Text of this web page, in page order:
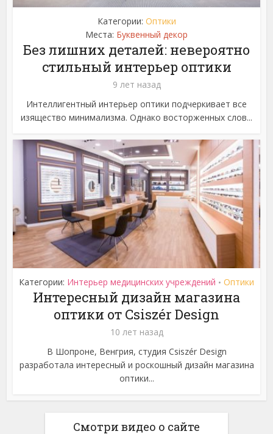
Категории: Оптики
Места: Буквенный декор
Без лишних деталей: невероятно
стильный интерьер оптики
9 лет назад
Интеллигентный интерьер оптики подчеркивает все
изящество минимализма. Однако восторженных слов...
Категории: Интерьер медицинских учреждений • Оптики
Интересный дизайн магазина
оптики от Csiszér Design
10 лет назад
В Шопроне, Венгрия, студия Csiszér Design
разработала интересный и роскошный дизайн магазина
оптики...
Смотри видео о сайте